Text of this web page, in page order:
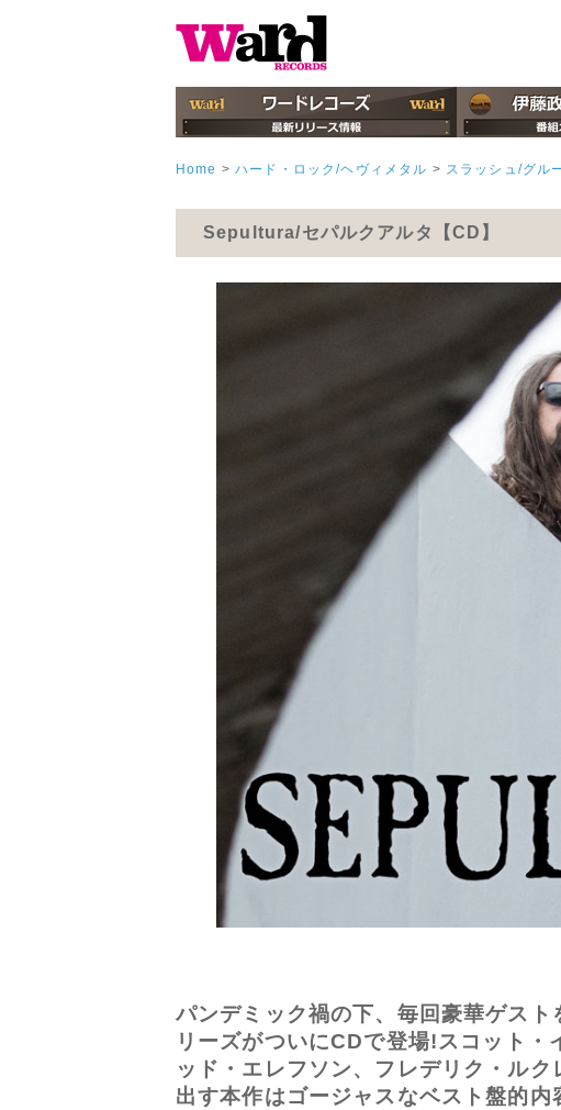
Home > ハード・ロック/ヘヴィメタル > スラッシュ/グル
Sepultura/セパルクアルタ【CD】
パンデミック禍の下、毎回豪華ゲス
リーズがついにCDで登場!スコット・
ッド・エレフソン、フレデリク・ル
出す本作はゴージャスなベスト盤的内